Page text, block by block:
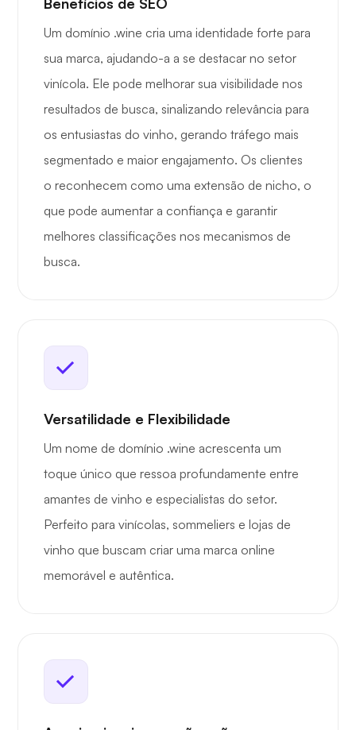
Benefícios de SEO
Um domínio .wine cria uma identidade forte para
sua marca, ajudando-a a se destacar no setor
vinícola. Ele pode melhorar sua visibilidade nos
resultados de busca, sinalizando relevância para
os entusiastas do vinho, gerando tráfego mais
segmentado e maior engajamento. Os clientes
o reconhecem como uma extensão de nicho, o
que pode aumentar a confiança e garantir
melhores classificações nos mecanismos de
busca.
Versatilidade e Flexibilidade
Um nome de domínio .wine acrescenta um
toque único que ressoa profundamente entre
amantes de vinho e especialistas do setor.
Perfeito para vinícolas, sommeliers e lojas de
vinho que buscam criar uma marca online
memorável e autêntica.